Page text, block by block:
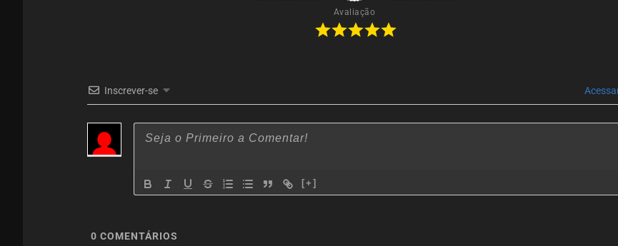
Avaliação
Inscrever-se
[+]
0 COMENTÁRIOS